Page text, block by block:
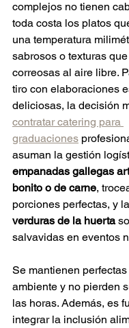
complejos no tienen
toda costa los platos
una temperatura
sabrosos o texturas
correosas al aire libre.
tiro con elaboraciones
deliciosas, la decisión
contratar catering para
graduaciones
asuman la gestión
empanadas gallegas
bonito o de carne,
porciones perfectas, y
verduras de la huerta
salvavidas en eventos
Se mantienen
ambiente y no pierden
las horas. Además, es
integrar la inclusión